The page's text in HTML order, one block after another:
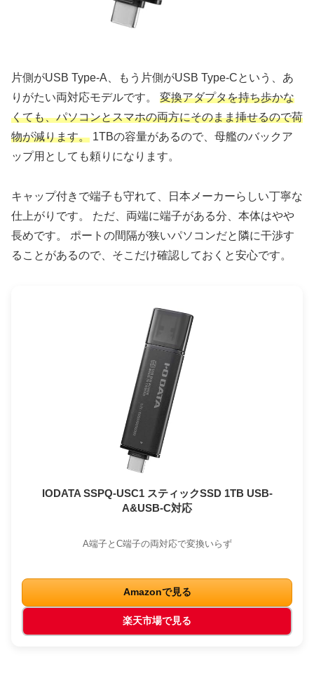
片側がUSB Type-A、もう片側がUSB Type-Cという、あ
りがたい両対応モデルです。 変換アダプタを持ち歩かな
くても、パソコンとスマホの両方にそのまま挿せるので荷
物が減ります。 1TBの容量があるので、母艦のバックア
ップ用としても頼りになります。
キャップ付きで端子も守れて、日本メーカーらしい丁寧な
仕上がりです。 ただ、両端に端子がある分、本体はやや
長めです。 ポートの間隔が狭いパソコンだと隣に干渉す
ることがあるので、そこだけ確認しておくと安心です。
IODATA SSPQ-USC1 スティックSSD 1TB USB-
A&USB-C対応
A端子とC端子の両対応で変換いらず
Amazonで見る
楽天市場で見る